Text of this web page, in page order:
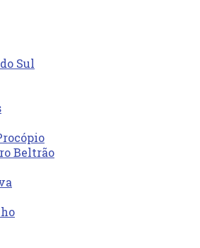
Sul
Beltrão